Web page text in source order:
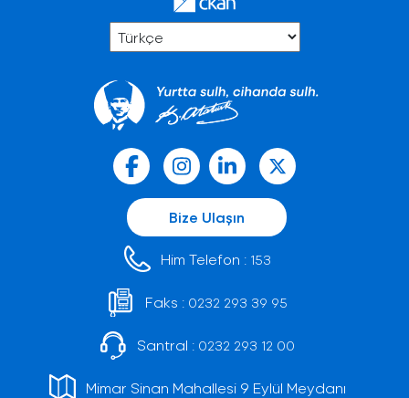
Bize Ulaşın
Him Telefon : 153
Faks : 0232 293 39 95
Santral : 0232 293 12 00
Mimar Sinan Mahallesi 9 Eylül Meydanı